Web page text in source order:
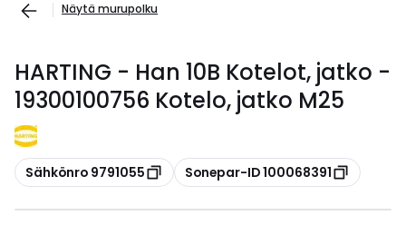
Näytä murupolku
HARTING - Han 10B Kotelot, jatko -
19300100756 Kotelo, jatko M25
Kopioi
Sähkönro 9791055 Kopioi
Sonepar-ID 100068391